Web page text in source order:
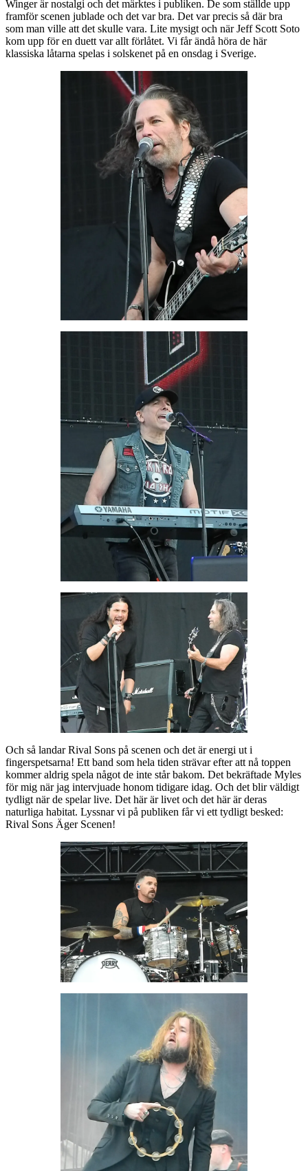
Winger är nostalgi och det märktes i publiken. De som ställde upp
framför scenen jublade och det var bra. Det var precis så där bra
som man ville att det skulle vara. Lite mysigt och när Jeff Scott Soto
kom upp för en duett var allt förlåtet. Vi får ändå höra de här
klassiska låtarna spelas i solskenet på en onsdag i Sverige.
Och så landar Rival Sons på scenen och det är energi ut i
fingerspetsarna! Ett band som hela tiden strävar efter att nå toppen
kommer aldrig spela något de inte står bakom. Det bekräftade Myles
för mig när jag intervjuade honom tidigare idag. Och det blir väldigt
tydligt när de spelar live. Det här är livet och det här är deras
naturliga habitat. Lyssnar vi på publiken får vi ett tydligt besked:
Rival Sons Äger Scenen!